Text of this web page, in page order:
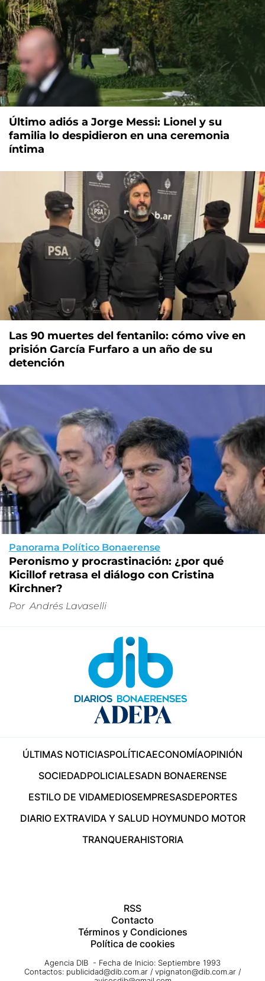
Último adiós a Jorge Messi: Lionel y su
familia lo despidieron en una ceremonia
íntima
Las 90 muertes del fentanilo: cómo vive en
prisión García Furfaro a un año de su
detención
Panorama Político Bonaerense
Peronismo y procrastinación: ¿por qué
Kicillof retrasa el diálogo con Cristina
Kirchner?
Por Andrés Lavaselli
ÚLTIMAS NOTICIASPOLÍTICAECONOMÍAOPINIÓN
SOCIEDADPOLICIALESADN BONAERENSE
ESTILO DE VIDAMEDIOSEMPRESASDEPORTES
DIARIO EXTRAVIDA Y SALUD HOYMUNDO MOTOR
TRANQUERAHISTORIA
RSS
Contacto
Términos y Condiciones
Política de cookies
Agencia DIB - Fecha de Inicio: Septiembre 1993
Contactos: publicidad@dib.com.ar / vpignaton@dib.com.ar /